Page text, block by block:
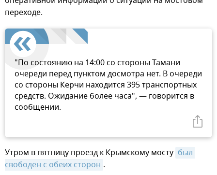
переходе.
"По состоянию на 14:00 со стороны Тамани
очереди перед пунктом досмотра нет. В очереди
со стороны Керчи находится 395 транспортных
средств. Ожидание более часа", — говорится в
сообщении.
Утром в пятницу проезд к Крымскому мосту был
свободен с обеих сторон .